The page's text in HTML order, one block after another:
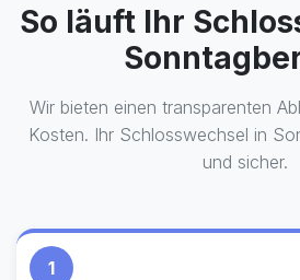
So läuft Ihr
Wir bieten einen transparenten
Kosten. Ihr Schlosswechsel in
und sicher.
1